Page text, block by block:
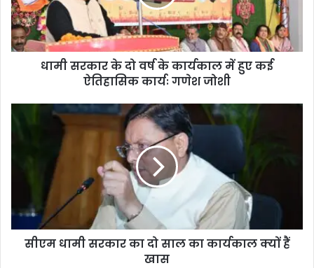
धामी सरकार के दो वर्ष के कार्यकाल में हुए कई
ऐतिहासिक कार्यः गणेश जोशी
सीएम धामी सरकार का दो साल का कार्यकाल क्यों हैं
खास